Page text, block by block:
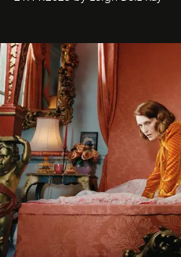
personnage qui dit : 'C'est